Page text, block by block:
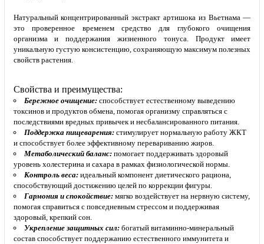
Натуральный концентрированный экстракт артишока из Вьетнама —
это проверенное временем средство для глубокого очищения
организма и поддержания жизненного тонуса. Продукт имеет
уникальную густую консистенцию, сохраняющую максимум полезных
свойств растения.
Свойства и преимущества:
Бережное очищение:способствует естественному выведению
токсинов и продуктов обмена, помогая организму справляться с
последствиями вредных привычек и несбалансированного питания.
Поддержка пищеварения:стимулирует нормальную работу ЖКТ
и способствует более эффективному перевариванию жиров.
Метаболический баланс:помогает поддерживать здоровый
уровень холестерина и сахара в рамках физиологической нормы.
Контроль веса:идеальный компонент диетического рациона,
способствующий достижению целей по коррекции фигуры.
Гармония и спокойствие:мягко воздействует на нервную систему,
помогая справиться с повседневным стрессом и поддерживая
здоровый, крепкий сон.
Укрепление защитных сил:богатый витаминно-минеральный
состав способствует поддержанию естественного иммунитета и